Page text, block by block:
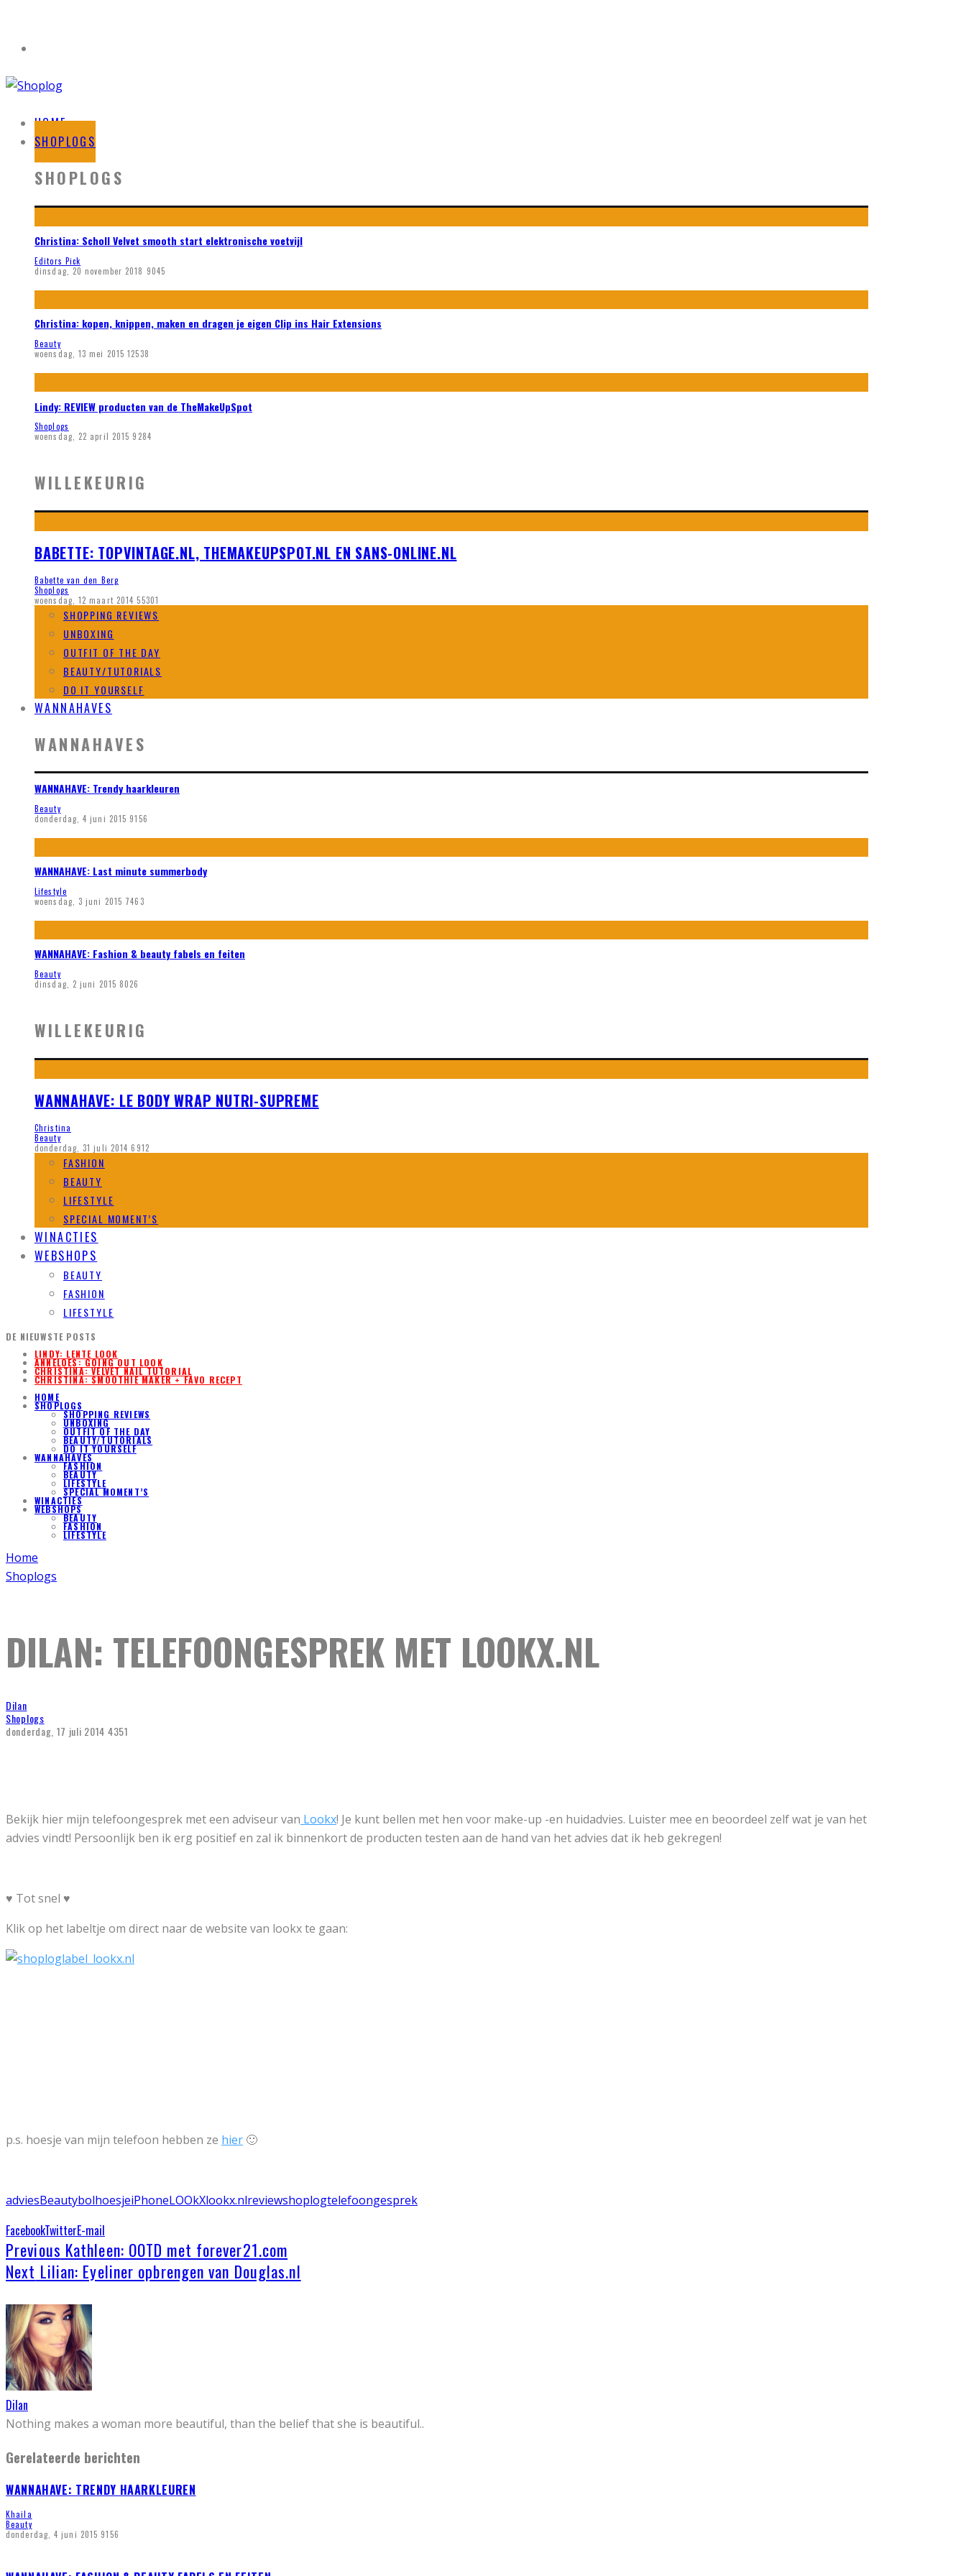
HOME
SHOPLOGS
SHOPLOGS
Christina: Scholl Velvet smooth start elektronische voetvijl
Editors Pick
dinsdag, 20 november 2018 9045
Christina: kopen, knippen, maken en dragen je eigen Clip ins Hair Extensions
Beauty
woensdag, 13 mei 2015 12538
Lindy: REVIEW producten van de TheMakeUpSpot
Shoplogs
woensdag, 22 april 2015 9284
WILLEKEURIG
BABETTE: TOPVINTAGE.NL, THEMAKEUPSPOT.NL EN SANS-ONLINE.NL
Babette van den Berg
Shoplogs
woensdag, 12 maart 2014 55301
SHOPPING REVIEWS
UNBOXING
OUTFIT OF THE DAY
BEAUTY/TUTORIALS
DO IT YOURSELF
WANNAHAVES
WANNAHAVES
WANNAHAVE: Trendy haarkleuren
Beauty
donderdag, 4 juni 2015 9156
WANNAHAVE: Last minute summerbody
Lifestyle
woensdag, 3 juni 2015 7463
WANNAHAVE: Fashion & beauty fabels en feiten
Beauty
dinsdag, 2 juni 2015 8026
WILLEKEURIG
WANNAHAVE: LE BODY WRAP NUTRI-SUPREME
Christina
Beauty
donderdag, 31 juli 2014 6912
FASHION
BEAUTY
LIFESTYLE
SPECIAL MOMENT’S
WINACTIES
WEBSHOPS
BEAUTY
FASHION
LIFESTYLE
DE NIEUWSTE POSTS
LINDY: LENTE LOOK
ANNELOES: GOING OUT LOOK
CHRISTINA: VELVET NAIL TUTORIAL
CHRISTINA: SMOOTHIE MAKER + FAVO RECEPT
HOME
SHOPLOGS
SHOPPING REVIEWS
UNBOXING
OUTFIT OF THE DAY
BEAUTY/TUTORIALS
DO IT YOURSELF
WANNAHAVES
FASHION
BEAUTY
LIFESTYLE
SPECIAL MOMENT’S
WINACTIES
WEBSHOPS
BEAUTY
FASHION
LIFESTYLE
Home
Shoplogs
DILAN: TELEFOONGESPREK MET LOOKX.NL
Dilan
Shoplogs
donderdag, 17 juli 2014 4351
Bekijk hier mijn telefoongesprek met een adviseur van Lookx! Je kunt bellen met hen voor make-up -en huidadvies. Luister mee en beoordeel zelf wat je van het
advies vindt! Persoonlijk ben ik erg positief en zal ik binnenkort de producten testen aan de hand van het advies dat ik heb gekregen!
♥ Tot snel ♥
Klik op het labeltje om direct naar de website van lookx te gaan:
p.s. hoesje van mijn telefoon hebben ze hier 🙂
adviesBeautybolhoesjeiPhoneLOOkXlookx.nlreviewshoplogtelefoongesprek
FacebookTwitterE-mail
Previous Kathleen: OOTD met forever21.com
Next Lilian: Eyeliner opbrengen van Douglas.nl
Dilan
Nothing makes a woman more beautiful, than the belief that she is beautiful..
Gerelateerde berichten
WANNAHAVE: TRENDY HAARKLEUREN
Khaila
Beauty
donderdag, 4 juni 2015 9156